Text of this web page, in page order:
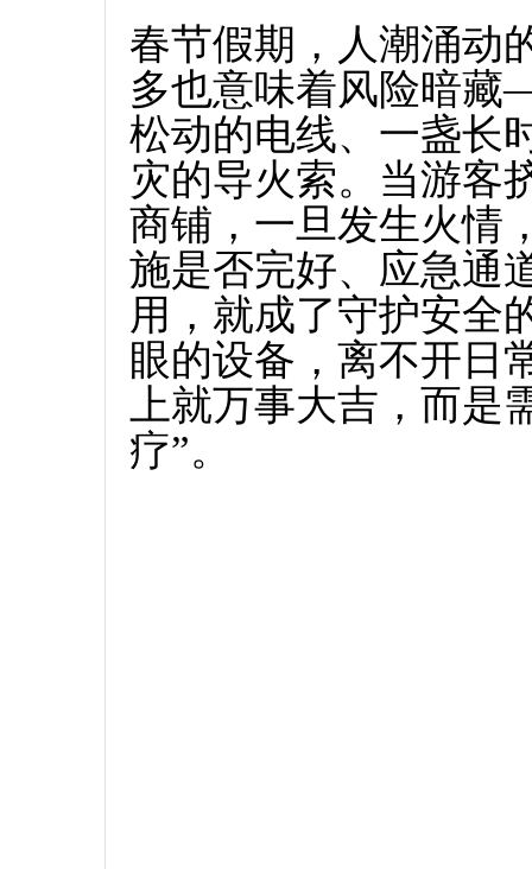
春节假期，人潮涌动
多也意味着风险暗
松动的电线、一盏长
灾的导火索。当游客
商铺，一旦发生火情
施是否完好、应急通
用，就成了守护安全
眼的设备，离不开日
上就万事大吉，而是
疗”。